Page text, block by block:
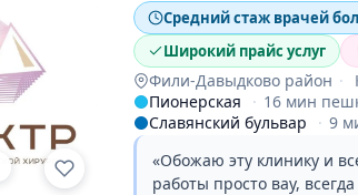
Средний стаж врачей
Широкий прайс услуг
Фили-Давыдково район ·
Пионерская
· 16 мин
Славянский бульвар
· 9
«Обожаю эту клинику и
работы просто вау,